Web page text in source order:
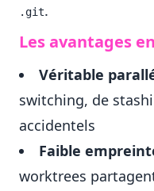
.git.
Les avantages
Véritable
switching, de
accidentels
Faible
worktrees